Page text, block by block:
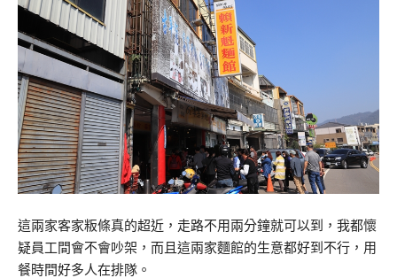
這兩家客家粄條真的超近，走路不用兩分鐘就可以到，我都懷
疑員工間會不會吵架，而且這兩家麵館的生意都好到不行，用
餐時間好多人在排隊。